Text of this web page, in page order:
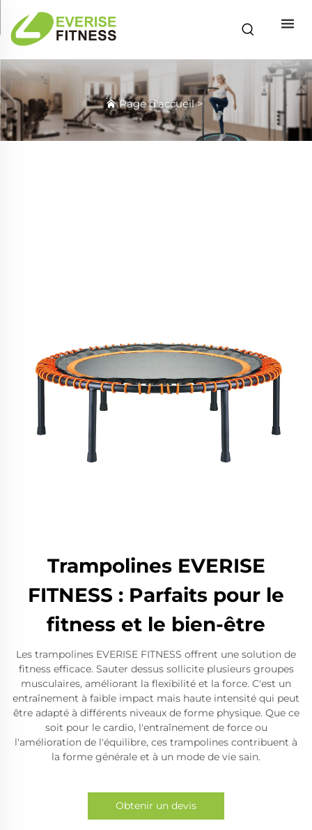
Page d'accueil>
Trampolines EVERISE
FITNESS : Parfaits pour le
fitness et le bien-être
Les trampolines EVERISE FITNESS offrent une solution de
fitness efficace. Sauter dessus sollicite plusieurs groupes
musculaires, améliorant la flexibilité et la force. C'est un
entraînement à faible impact mais haute intensité qui peut
être adapté à différents niveaux de forme physique. Que ce
soit pour le cardio, l'entraînement de force ou
l'amélioration de l'équilibre, ces trampolines contribuent à
la forme générale et à un mode de vie sain.
Obtenir un devis